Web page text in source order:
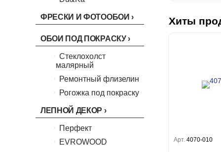
Boho
Shades
Citi Glam
Empire
Lifestyle
Prestige
Linen
Natura
King
Him
ФРЕСКИ И ФОТООБОИ
ОБОИ ПОД ПОКРАСКУ
Стеклохолст
малярный
Ремонтный флизелин
Рогожка под покраску
ЛЕПНОЙ ДЕКОР
Перфект
EVROWOOD
Хиты
Арт. 4070-010